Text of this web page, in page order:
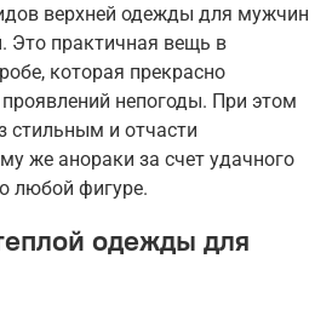
верхней одежды для мужчин
Это практичная вещь в
которая прекрасно
непогоды. При этом
стильным и отчасти
же анораки за счет удачного
любой фигуре.
одежды для